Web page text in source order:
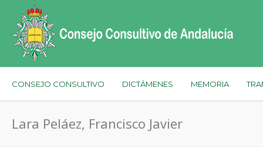
CONSEJO CONSULTIVO DICTÁMENES MEMORIA
Lara Peláez, Francisco Javier